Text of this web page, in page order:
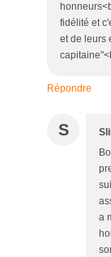
fidélité et
et de leurs
Répondre
S
a